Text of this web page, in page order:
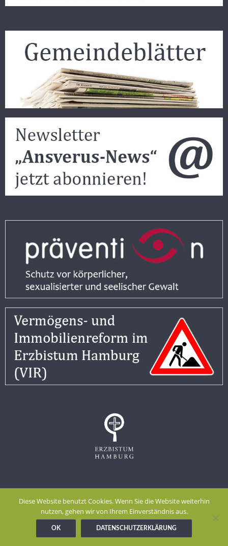
Impressum
Datenschutzerklärung
Meldestelle gem. Hinweisgeberschutzgesetz
Diese Website benutzt Cookies. Wenn Sie die Website weiterhin
nutzen, gehen wir von Ihrem Einverständnis aus.
OK DATENSCHUTZERKLÄRUNG